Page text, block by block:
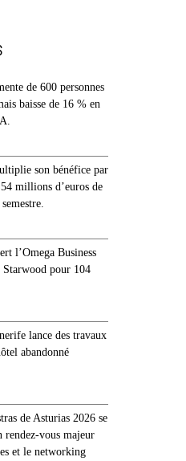
de 600 personnes
baisse de 16 % en
son bénéfice par
millions d’euros de
l’Omega Business
pour 104
lance des travaux
abandonné
de Asturias 2026 se
vous majeur
et le networking